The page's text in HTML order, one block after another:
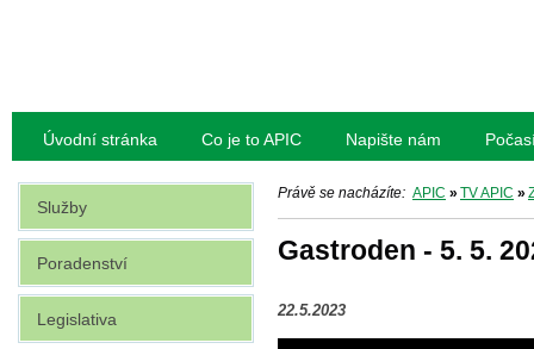
Úvodní stránka Co je to APIC Napište nám
Právě se nacházíte: APIC » TV APIC »
Gastroden - 5. 5.
22.5.2023
Služby
Poradenství
Legislativa